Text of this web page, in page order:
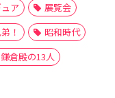
ア
展覧会
！
昭和時代
鎌倉殿の13人